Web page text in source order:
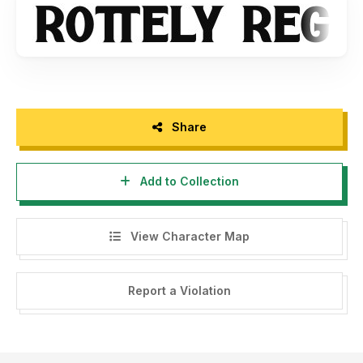
windows:https://din-studio.com/how-to-access-the-
special-character-in-your-desktop-mac-and-windows/
-Any misuse of the license will be subject to worldwide
Product Description :
Say hello to Rottely Display Font, Rottely is a beautiful
display font (Uppercase letters), designed with a modern
and bold style. It’s suitable for branding,logo,t-shirt printing
and many other designs
-Link to purchase commercial license with an option:
https://din-studio.com/product/rottely-display-font/
-Link Donation (PayPal) : donis4design@gmail.com
Keep Support our work and Happy Design !!
Share
Add to Collection
View Character Map
Report a Violation